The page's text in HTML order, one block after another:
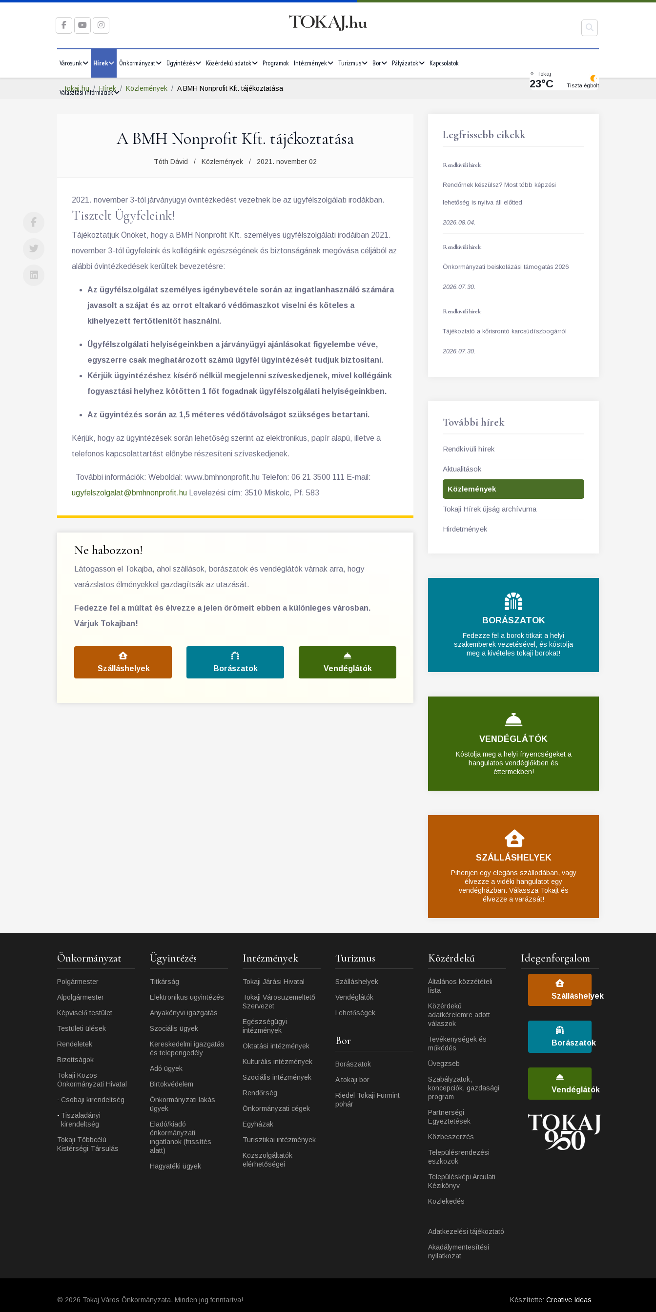
Városunk Hírek Önkormányzat Ügyintézés Közérdekű adatok Programok Intézmények Turizmus Bor Pályázatok Kapcsolatok
Választási információk
Tokaj
23°C Tiszta égbolt
tokaj.hu Hírek Közlemények A BMH Nonprofit Kft. tájékoztatása
A BMH Nonprofit Kft. tájékoztatása
Tóth Dávid Közlemények 2021. november 02
2021. november 3-tól járványügyi óvintézkedést vezetnek be az ügyfélszolgálati irodákban.
Tisztelt Ügyfeleink!
Tájékoztatjuk Önöket, hogy a BMH Nonprofit Kft. személyes ügyfélszolgálati irodáiban 2021.
november 3-tól ügyfeleink és kollégáink egészségének és biztonságának megóvása céljából az
alábbi óvintézkedések kerültek bevezetésre:
Az ügyfélszolgálat személyes igénybevétele során az ingatlanhasználó számára
javasolt a szájat és az orrot eltakaró védőmaszkot viselni és köteles a
kihelyezett fertőtlenítőt használni.
Ügyfélszolgálati helyiségeinkben a járványügyi ajánlásokat figyelembe véve,
egyszerre csak meghatározott számú ügyfél ügyintézését tudjuk biztosítani.
Kérjük ügyintézéshez kísérő nélkül megjelenni szíveskedjenek, mivel kollégáink
fogyasztási helyhez kötötten 1 főt fogadnak ügyfélszolgálati helyiségeinkben.
Az ügyintézés során az 1,5 méteres védőtávolságot szükséges betartani.
Kérjük, hogy az ügyintézések során lehetőség szerint az elektronikus, papír alapú, illetve a
telefonos kapcsolattartást előnybe részesíteni szíveskedjenek.
További információk: Weboldal: www.bmhnonprofit.hu Telefon: 06 21 3500 111 E-mail:
ugyfelszolgalat@bmhnonprofit.hu Levelezési cím: 3510 Miskolc, Pf. 583
Ne habozzon!
Látogasson el Tokajba, ahol szállások, borászatok és vendéglátók várnak arra, hogy
varázslatos élményekkel gazdagítsák az utazását.
Fedezze fel a múltat és élvezze a jelen örömeit ebben a különleges városban.
Várjuk Tokajban!
Szálláshelyek Borászatok Vendéglátók
Legfrissebb cikekk
Rendkívüli hírek:
Rendőrnek készülsz? Most több képzési
lehetőség is nyitva áll előtted
2026.08.04.
Rendkívüli hírek:
Önkormányzati beiskolázási támogatás 2026
2026.07.30.
Rendkívüli hírek:
Tájékoztató a kőrisrontó karcsúdíszbogárról
2026.07.30.
További hírek
Rendkívüli hírek
Aktualitások
Közlemények
Tokaji Hírek újság archívuma
Hirdetmények
BORÁSZATOK
Fedezze fel a borok titkait a helyi
szakemberek vezetésével, és kóstolja
meg a kivételes tokaji borokat!
VENDÉGLÁTÓK
Kóstolja meg a helyi ínyencségeket a
hangulatos vendéglőkben és
éttermekben!
SZÁLLÁSHELYEK
Pihenjen egy elegáns szállodában, vagy
élvezze a vidéki hangulatot egy
vendégházban. Válassza Tokajt és
élvezze a varázsát!
Önkormányzat
Polgármester
Alpolgármester
Képviselő testület
Testületi ülések
Rendeletek
Bizottságok
Tokaji Közös
Önkormányzati Hivatal
Csobaji kirendeltség
Tiszaladányi
kirendeltség
Tokaji Többcélú
Kistérségi Társulás
Ügyintézés
Titkárság
Elektronikus ügyintézés
Anyakönyvi igazgatás
Szociális ügyek
Kereskedelmi igazgatás
és telepengedély
Adó ügyek
Birtokvédelem
Önkormányzati lakás
ügyek
Eladó/kiadó
önkormányzati
ingatlanok (frissítés
alatt)
Hagyatéki ügyek
Intézmények
Tokaji Járási Hivatal
Tokaji Városüzemeltető
Szervezet
Egészségügyi
intézmények
Oktatási intézmények
Kulturális intézmények
Szociális intézmények
Rendőrség
Önkormányzati cégek
Egyházak
Turisztikai intézmények
Közszolgáltatók
elérhetőségei
Turizmus
Szálláshelyek
Vendéglátók
Lehetőségek
Bor
Borászatok
A tokaji bor
Riedel Tokaji Furmint
pohár
Közérdekű
Általános közzétételi
lista
Közérdekű
adatkérelemre adott
válaszok
Tevékenységek és
működés
Üvegzseb
Szabályzatok,
koncepciók, gazdasági
program
Partnerségi
Egyeztetések
Közbeszerzés
Településrendezési
eszközök
Településképi Arculati
Kézikönyv
Közlekedés
Adatkezelési tájékoztató
Akadálymentesítési
nyilatkozat
Idegenforgalom
Szálláshelyek
Borászatok
Vendéglátók
© 2026 Tokaj Város Önkormányzata. Minden jog fenntartva! Készítette: Creative Ideas